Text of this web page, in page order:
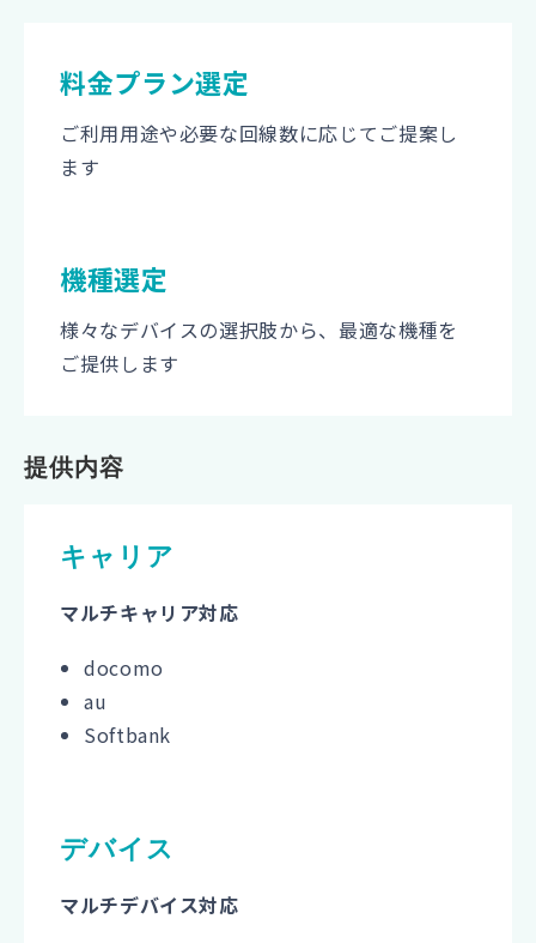
料金プラン選定
ご利用用途や必要な回線数に応じてご提案し
ます
機種選定
様々なデバイスの選択肢から、最適な機種を
ご提供します
提供内容
キャリア
マルチキャリア対応
docomo
au
Softbank
デバイス
マルチデバイス対応